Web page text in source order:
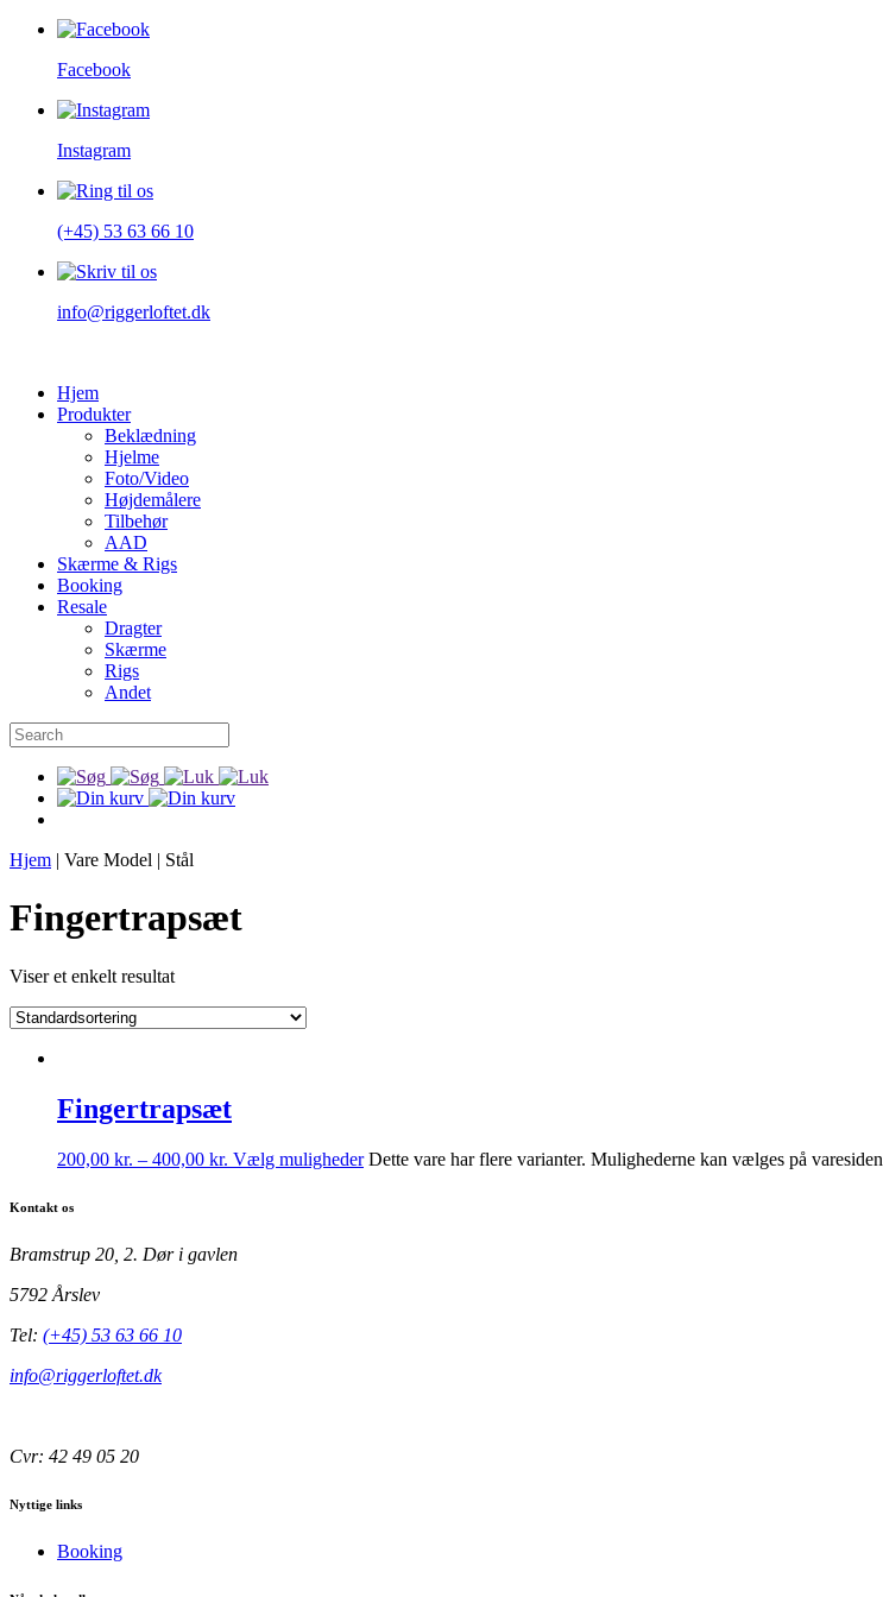
Facebook
Instagram
(+45) 53 63 66 10
info@riggerloftet.dk
Hjem
Produkter
Beklædning
Hjelme
Foto/Video
Højdemålere
Tilbehør
AAD
Skærme & Rigs
Booking
Resale
Dragter
Skærme
Rigs
Andet
Hjem | Vare Model | Stål
Fingertrapsæt
Viser et enkelt resultat
Fingertrapsæt
200,00 kr. – 400,00 kr. Vælg muligheder Dette vare har flere varianter. Mulighederne kan vælges på varesiden
Kontakt os
Bramstrup 20, 2. Dør i gavlen
5792 Årslev
Tel: (+45) 53 63 66 10
info@riggerloftet.dk
Cvr: 42 49 05 20
Nyttige links
Booking